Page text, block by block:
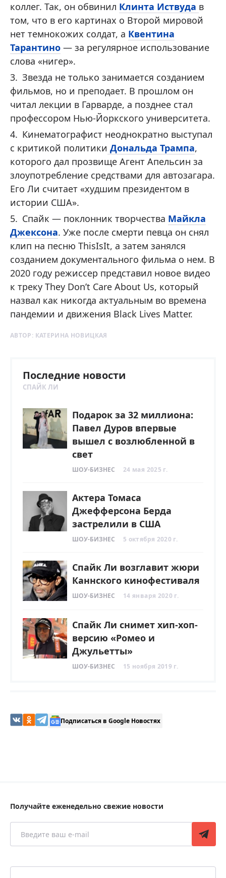
коллег. Так, он обвинил Клинта Иствуда в
том, что в его картинах о Второй мировой
нет темнокожих солдат, а Квентина
Тарантино — за регулярное использование
слова «нигер».
Звезда не только занимается созданием
фильмов, но и преподает. В прошлом он
читал лекции в Гарварде, а позднее стал
профессором Нью-Йоркского университета.
Кинематографист неоднократно выступал
с критикой политики Дональда Трампа,
которого дал прозвище Агент Апельсин за
злоупотребление средствами для автозагара.
Его Ли считает «худшим президентом в
истории США».
Спайк — поклонник творчества Майкла
Джексона. Уже после смерти певца он снял
клип на песню ThisIsIt, а затем занялся
созданием документального фильма о нем. В
2020 году режиссер представил новое видео
к треку They Don’t Care About Us, который
назвал как никогда актуальным во времена
пандемии и движения Black Lives Matter.
АВТОР: КАТЕРИНА НОВИЦКАЯ
Последние новости
СПАЙК ЛИ
Подарок за 32 миллиона:
Павел Дуров впервые
вышел с возлюбленной в
свет
ШОУ-БИЗНЕС 24 мая 2025 г.
Актера Томаса
Джефферсона Берда
застрелили в США
ШОУ-БИЗНЕС 5 октября 2020 г.
Спайк Ли возглавит жюри
Каннского кинофестиваля
ШОУ-БИЗНЕС 14 января 2020 г.
Спайк Ли снимет хип-хоп-
версию «Ромео и
Джульетты»
ШОУ-БИЗНЕС 15 ноября 2019 г.
Подписаться в Google Новостях
Получайте еженедельно свежие новости